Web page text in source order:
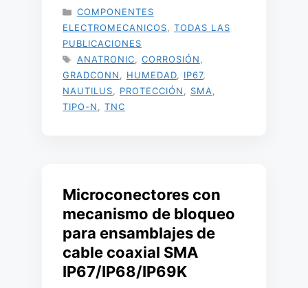
CATEGORÍAS
COMPONENTES
ELECTROMECANICOS
TODAS LAS
PUBLICACIONES
ETIQUETAS
ANATRONIC CORROSIÓN
GRADCONN
HUMEDAD IP67,
NAUTILUS
PROTECCIÓN SMA
TIPO-N
TNC
Microconectores con
mecanismo de bloqueo
para ensamblajes de
cable coaxial SMA
IP67/IP68/IP69K